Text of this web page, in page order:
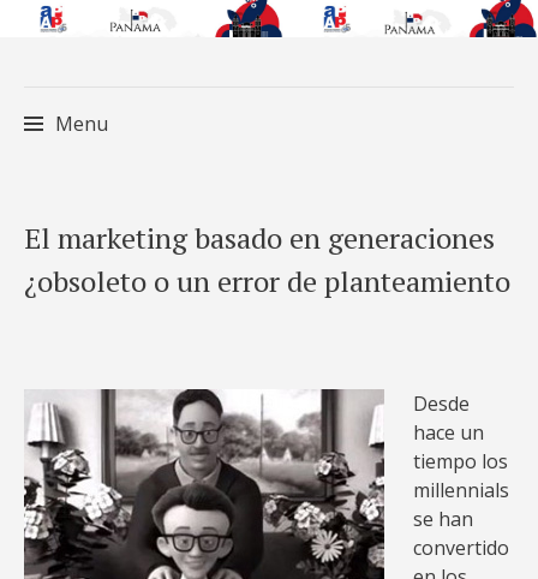
Menu
to
content
El marketing basado en generaciones
¿obsoleto o un error de planteamiento
Desde
hace un
tiempo los
millennials
se han
convertido